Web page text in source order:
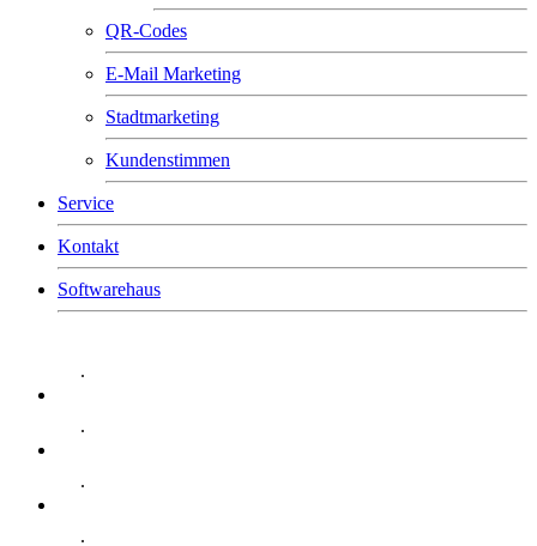
QR-Codes
E-Mail Marketing
Stadtmarketing
Kundenstimmen
Service
Kontakt
Softwarehaus